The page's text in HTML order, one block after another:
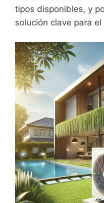
tipos disponibles, y
solución clave para